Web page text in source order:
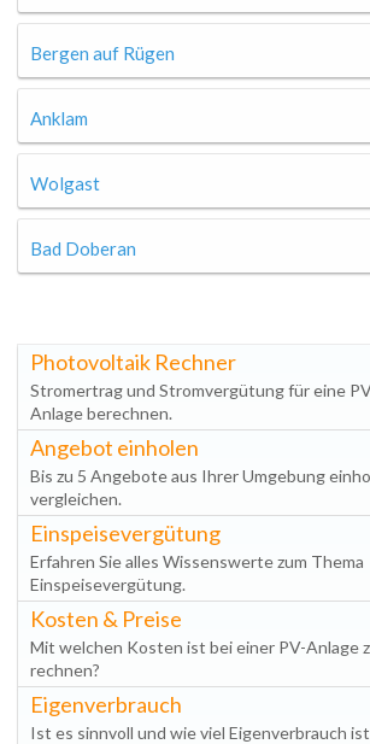
Bergen auf Rügen
Anklam
Wolgast
Bad Doberan
Photovoltaik Rechner
Stromertrag und Stromvergütung für eine
Anlage berechnen.
Angebot einholen
Bis zu 5 Angebote aus Ihrer Umgebung
vergleichen.
Einspeisevergütung
Erfahren Sie alles Wissenswerte zum Thema
Einspeisevergütung.
Kosten & Preise
Mit welchen Kosten ist bei einer PV-Anlage
rechnen?
Eigenverbrauch
Ist es sinnvoll und wie viel Eigenverbrauch ist